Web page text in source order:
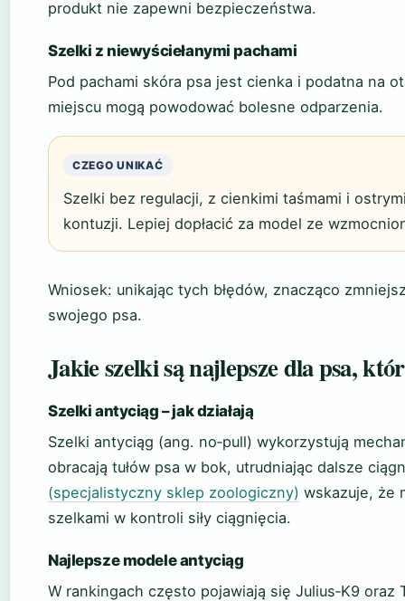
produkt nie zapewni bezpieczeństwa.
Szelki z niewyściełanymi pachami
Pod pachami skóra psa jest cienka i podatna na
miejscu mogą powodować bolesne odparzenia.
CZEGO UNIKAĆ
Szelki bez regulacji, z cienkimi taśmami i
kontuzji. Lepiej dopłacić za model ze
Wniosek: unikając tych błędów, znacząco
swojego psa.
Jakie szelki są najlepsze dla psa,
Szelki antyciąg – jak działają
Szelki antyciąg (ang. no‑pull) wykorzystują
obracają tułów psa w bok, utrudniając dalsze
(specjalistyczny sklep zoologiczny) wskazuje, że
szelkami w kontroli siły ciągnięcia.
Najlepsze modele antyciąg
W rankingach często pojawiają się Julius‑K9